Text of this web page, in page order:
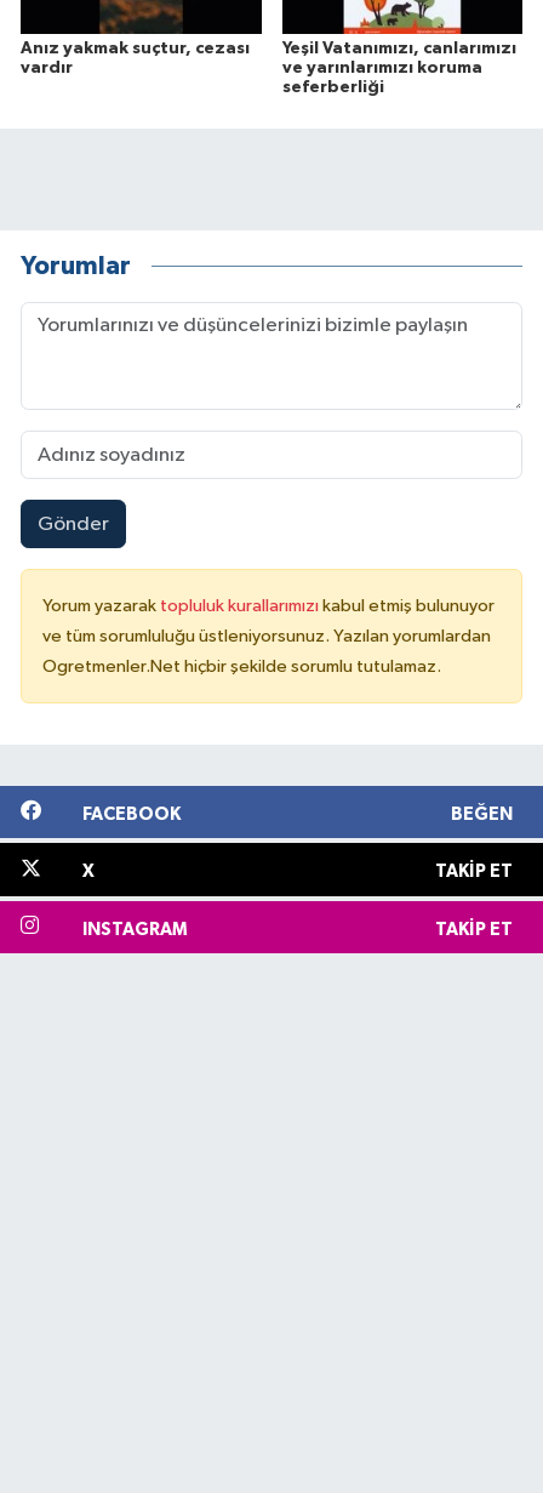
Anız yakmak suçtur, cezası
vardır
Yeşil Vatanımızı, canlarımızı
ve yarınlarımızı koruma
seferberliği
Yorumlar
Gönder
Yorum yazarak topluluk kurallarımızı kabul etmiş bulunuyor
ve tüm sorumluluğu üstleniyorsunuz. Yazılan yorumlardan
Ogretmenler.Net hiçbir şekilde sorumlu tutulamaz.
FACEBOOK BEĞEN
X TAKIP ET
INSTAGRAM TAKIP ET